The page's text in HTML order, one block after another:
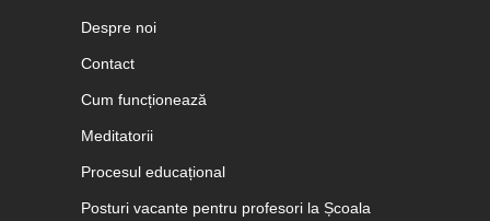
Despre noi
Contact
Cum funcționează
Meditatorii
Procesul educațional
Posturi vacante pentru profesori la Școala